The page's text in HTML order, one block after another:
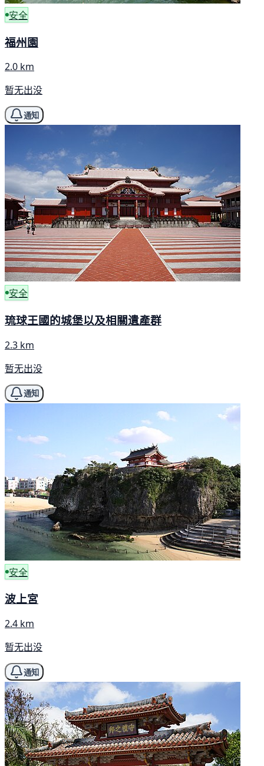
安全
福州園
2.0 km
暂无出没
通知
安全
琉球王國的城堡以及相關遺產群
2.3 km
暂无出没
通知
安全
波上宮
2.4 km
暂无出没
通知